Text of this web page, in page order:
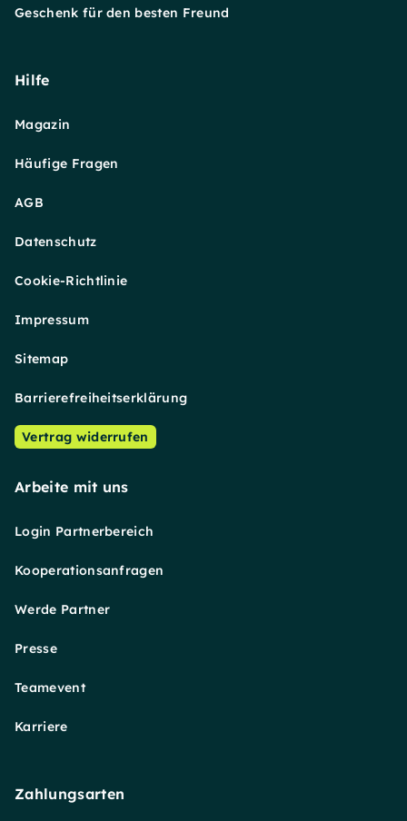
Geschenk für den besten Freund
Hilfe
Magazin
Häufige Fragen
AGB
Datenschutz
Cookie-Richtlinie
Impressum
Sitemap
Barrierefreiheitserklärung
Vertrag widerrufen
Arbeite mit uns
Login Partnerbereich
Kooperationsanfragen
Werde Partner
Presse
Teamevent
Karriere
Zahlungsarten